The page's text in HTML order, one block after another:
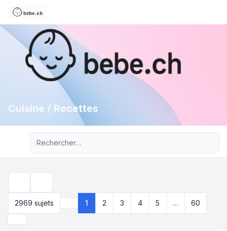
Cuisine / Recettes
Recherche avancée
2969 sujets
Page 1 sur60
1 2 3 4 5 …
60